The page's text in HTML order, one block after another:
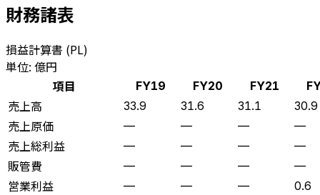
財務諸表
損益計算書 (PL)
単位: 億円
項目
FY19 FY20 FY21
売上高 33.9 31.6 31.1 30.9
売上原価 — — — —
売上総利益 — — — —
販管費 — — — —
営業利益 — — — 0.6